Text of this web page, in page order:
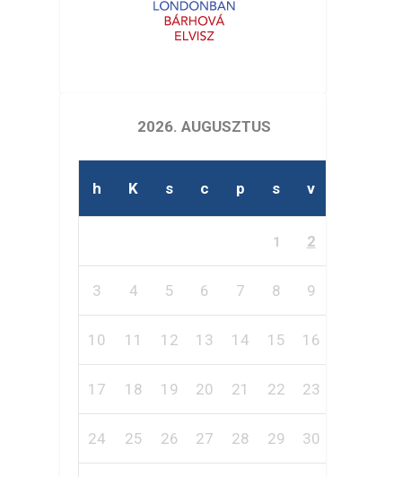
2026. AUGUSZTUS
h K s c p s v
1 2
3 4 5 6 7 8 9
10 11 12 13 14 15 16
17 18 19 20 21 22 23
24 25 26 27 28 29 30